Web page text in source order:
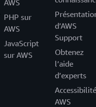
AWS
PHP sur
AWS
JavaScript
sur AWS
d’AWS
Support
Obtenez
l’aide
d’experts
Accessibilité
AWS